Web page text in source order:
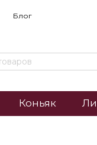
Блог
Коньяк